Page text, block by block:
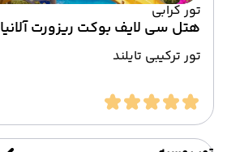
تور کرابی
تور ترکیبی تایلند
هتل سی لایف بوکت ریزورت آلانیا